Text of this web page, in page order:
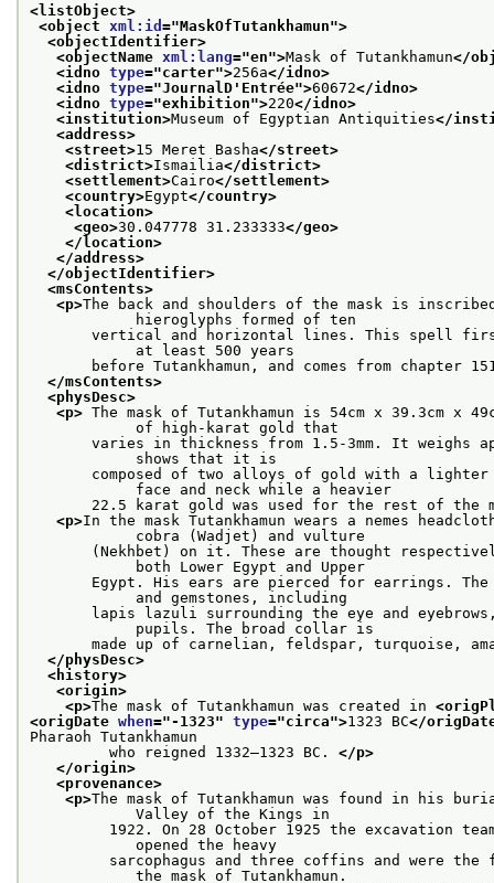
<listObject>
<object xml:id ="MaskOfTutankhamun">
<objectIdentifier>
<objectName xml:lang="en">Mask of Tutankhamun</
<idno type="carter">256a</idno>
<idno type="JournalD'Entrée">60672</idno>
<idno type="exhibition">220</idno>
<institution>Museum of Egyptian Antiquities</
<address>
<street>15 Meret Basha</street>
<district>Ismailia</district>
<settlement>Cairo</settlement>
<country>Egypt</country>
<location>
<geo>30.047778 31.233333</geo>
</location>
</address>
</objectIdentifier>
<msContents>
<p>The back and shoulders of the mask is
            hieroglyphs formed of ten
vertical and horizontal lines. This spell first
            at least 500 years
before Tutankhamun, and comes from chapter
</msContents>
<physDesc>
<p> The mask of Tutankhamun is 54cm x 39.3cm
            of high-karat gold that
varies in thickness from 1.5-3mm. It weighs
            shows that it is
composed of two alloys of gold with a lighter
            face and neck while a heavier
22.5 karat gold was used for the rest of the
<p>In the mask Tutankhamun wears a nemes
            cobra (Wadjet) and vulture
(Nekhbet) on it. These are thought respectively
            both Lower Egypt and Upper
Egypt. His ears are pierced for earrings. The
            and gemstones, including
lapis lazuli surrounding the eye and
            pupils. The broad collar is
made up of carnelian, feldspar, turquoise,
</physDesc>
<history>
<origin>
<p>The mask of Tutankhamun was created in
<origDate when="-1323" type="circa">1323 BC</
Pharaoh Tutankhamun
who reigned 1332–1323 BC. </p>
</origin>
<provenance>
<p>The mask of Tutankhamun was found in his
            Valley of the Kings in
1922. On 28 October 1925 the excavation team
            opened the heavy
sarcophagus and three coffins and were the
            the mask of Tutankhamun.